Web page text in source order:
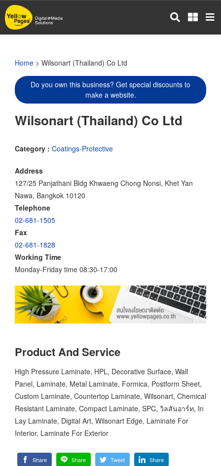
Skip
to
main
Home > Wilsonart (Thailand) Co Ltd
Do you own this business? Get special discounts to
make a website.
Wilsonart (Thailand) Co Ltd
Category : Coatings-Protective
Address
127/25 Panjathani Bldg Khwaeng Chong Nonsi, Khet Yan
Nawa, Bangkok 10120
Telephone
02-681-1505
Fax
02-681-1828
Working Time
Monday-Friday time 08:30-17:00
Product And Service
High Pressure Laminate, HPL, Decorative Surface, Wall
Panel, Laminate, Metal Laminate, Formica, Postform Sheet,
Custom Laminate, Countertop Laminate, Wilsonart, Chemical
Resistant Laminate, Compact Laminate, SPC, วิลสันอาร์ท, In
Lay Laminate, Digital Art, Wilsonart Edge, Laminate For
Interior, Laminate For Exterior
Share Share Tweet Share